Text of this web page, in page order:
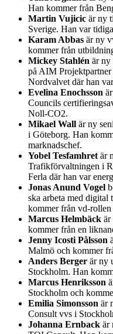
Han kommer från
Martin Vujicic är ny
Sverige. Han var
Karam Abbas är ny
kommer från
Mickey Stahlén är ny
på AIM
Nordvalvet där han
Evelina Enochsson
Councils
Noll-CO2.
Mikael Wall är ny
i Göteborg. Han
marknadschef.
Yobel Tesfamhretär
Trafikförvaltningen i
Ferla där han var
Jonas Anund Vogel
ska arbeta med digital
kommer från vd-
Marcus Helmbäck är
kommer från en
Jenny Icosti Pålsson
Malmö och kommer
Anders Berger är ny
Stockholm. Han
Marcus Henriksson
Stockholm och
Emilia Simonsson är
Consult vvs i
Johanna Ernback är